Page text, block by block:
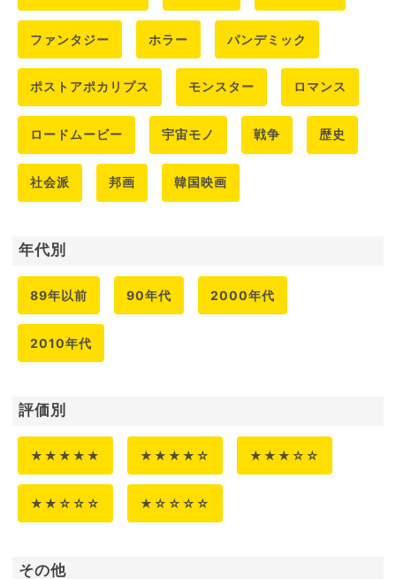
ファンタジー ホラー パンデミック
ポストアポカリプス モンスター ロマンス
ロードムービー 宇宙モノ 戦争 歴史
社会派 邦画 韓国映画
年代別
89年以前 90年代 2000年代
2010年代
評価別
★★★★★ ★★★★☆ ★★★☆☆
★★☆☆☆ ★☆☆☆☆
その他